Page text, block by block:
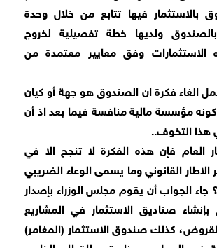
بالاستثمار فيها تتابع من خلال وحدة
ولديها خطة تفصيلية لخروج
وفق معايير معتمدة من
الغاء فكرة ان الصندوق هو جهة أو كيان
مؤسسة مالية منافسة فيما بعد اذ أن
هذا التخوف..
العام فإن هذه الفكرة لا تنجح الا في
القانوني وما يسمى الوعاء الضريبي
الجواب أن يقوم مجلس الوزراء بإصدار
صناديق الاستثمار في المشاريع
كذلك صندوق الاستثمار (المغامر)